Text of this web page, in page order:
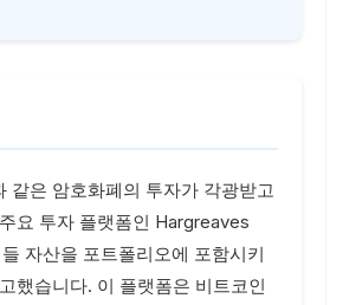
같은 암호화폐의 투자가 각광받고
요 투자 플랫폼인 Hargreaves
자산을 포트폴리오에 포함시키
했습니다. 이 플랫폼은 비트코인